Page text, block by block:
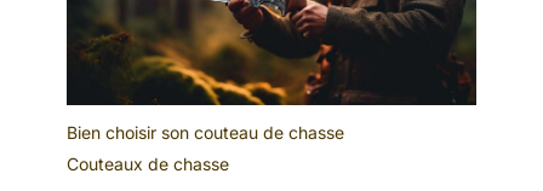
Bien choisir son couteau de chasse
Couteaux de chasse